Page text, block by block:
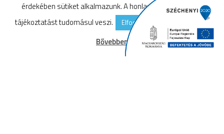
érdekében sütiket alkalmazunk. A honlap használatával a
tájékoztatást tudomásul veszi.
Elfogadom
Bővebben